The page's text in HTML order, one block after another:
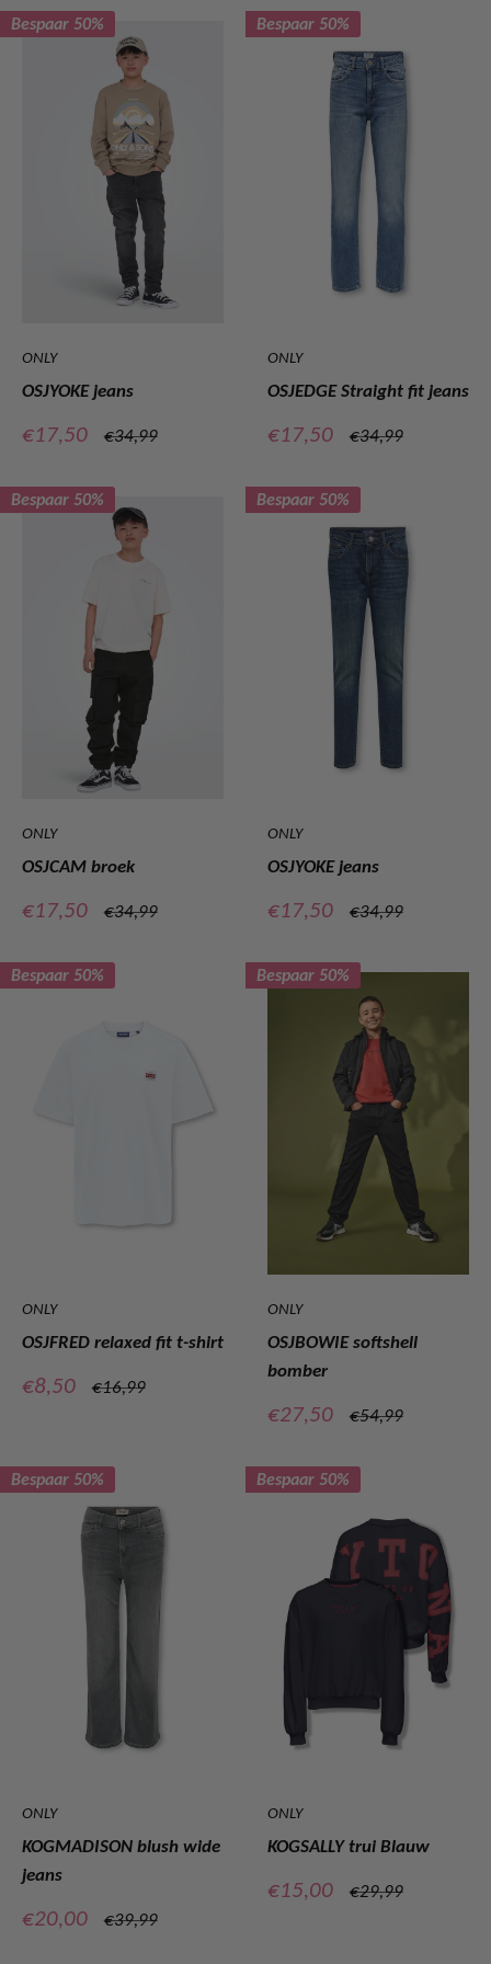
Bespaar 50%
ONLY
OSJYOKE jeans
Verkoopprijs
€17,50
Normale
€34,99
Bespaar 50%
ONLY
OSJEDGE Straight fit jeans
Verkoopprijs
€17,50
Normale
€34,99
Bespaar 50%
ONLY
OSJCAM broek
Verkoopprijs
€17,50
Normale
€34,99
Bespaar 50%
ONLY
OSJYOKE jeans
Verkoopprijs
€17,50
Normale
€34,99
Bespaar 50%
ONLY
OSJFRED relaxed fit t-shirt
Verkoopprijs
€8,50
Normale
€16,99
Bespaar 50%
ONLY
OSJBOWIE softshell
bomber
Verkoopprijs
€27,50
Normale
€54,99
Bespaar 50%
ONLY
KOGMADISON blush wide
jeans
Verkoopprijs
€20,00
Normale
€39,99
Bespaar 50%
ONLY
KOGSALLY trui Blauw
Verkoopprijs
€15,00
Normale
€29,99